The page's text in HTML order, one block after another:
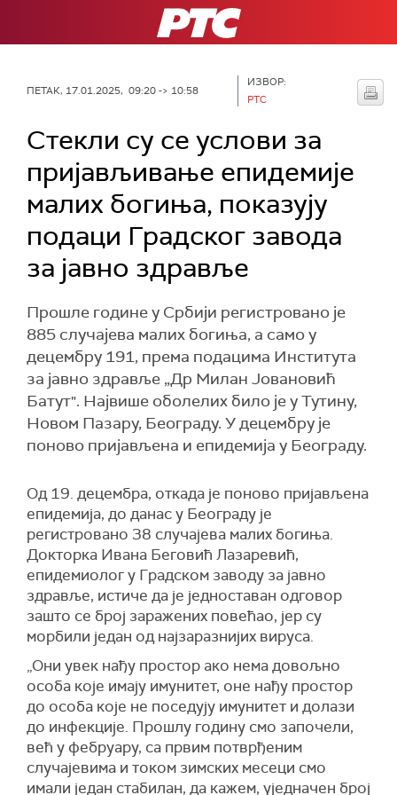
РТС
ПЕТАК, 17.01.2025, 09:20 -> 10:58
ИЗВОР:
РТС
Стекли су се услови за
пријављивање епидемије
малих богиња, показују
подаци Градског завода
за јавно здравље
Прошле године у Србији регистровано је
885 случајева малих богиња, а само у
децембру 191, према подацима Института
за јавно здравље „Др Милан Јовановић
Батут". Највише оболелих било је у Тутину,
Новом Пазару, Београду. У децембру је
поново пријављена и епидемија у Београду.
Од 19. децембра, откада је поново пријављена
епидемија, до данас у Београду је
регистровано 38 случајева малих богиња.
Докторка Ивана Беговић Лазаревић,
епидемиолог у Градском заводу за јавно
здравље, истиче да је једноставан одговор
зашто се број заражених повећао, јер су
морбили један од најзаразнијих вируса.
„Они увек нађу простор ако нема довољно
особа које имају имунитет, оне нађу простор
до особа које не поседују имунитет и долази
до инфекције. Прошлу годину смо започели,
већ у фебруару, са првим потврђеним
случајевима и током зимских месеци смо
имали један стабилан, да кажем, уједначен број